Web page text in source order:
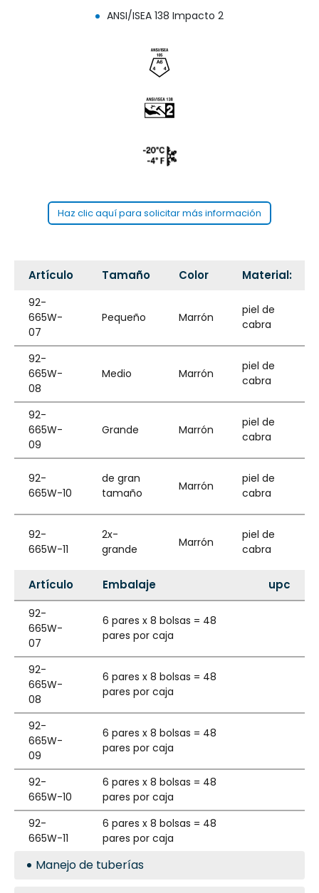
ANSI/ISEA 138 Impacto 2
Haz clic aquí para solicitar más información
Artículo Tamaño Color Material:
92-
665W-
07
Pequeño Marrón
piel de
cabra
92-
665W-
08
Medio Marrón
piel de
cabra
92-
665W-
09
Grande Marrón
piel de
cabra
92-
665W-10
de gran
tamaño
Marrón
piel de
cabra
92-
665W-11
2x-
grande
Marrón
piel de
cabra
Artículo Embalaje upc
92-
665W-
07
6 pares x 8 bolsas = 48
pares por caja
92-
665W-
08
6 pares x 8 bolsas = 48
pares por caja
92-
665W-
09
6 pares x 8 bolsas = 48
pares por caja
92-
665W-10
6 pares x 8 bolsas = 48
pares por caja
92-
665W-11
6 pares x 8 bolsas = 48
pares por caja
Manejo de tuberías